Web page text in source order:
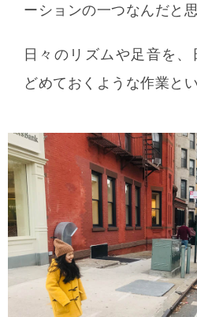
ーションの一つなんだと思
日々のリズムや足音を、
どめておくような作業とい